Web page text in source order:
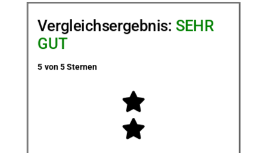
Vergleichsergebnis: SEHR
GUT
5 von 5 Sternen